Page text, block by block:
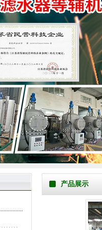
产品展示